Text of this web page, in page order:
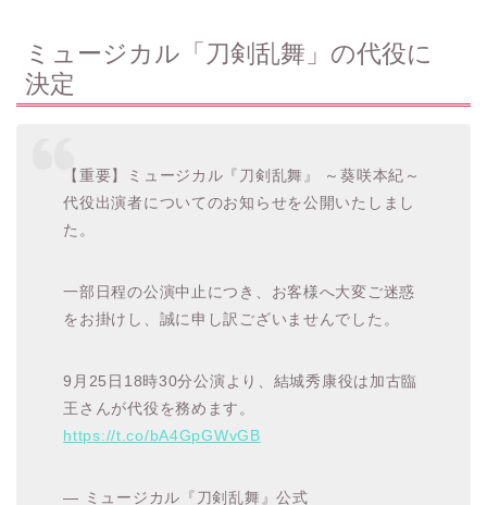
ミュージカル「 刀剣乱舞」の代役に
決定
【重要】ミュージカル『刀剣乱舞』 ～葵咲本紀～
代役出演者についてのお知らせを公開いたしまし
た。
一部日程の公演中止につき、お客様へ大変ご迷惑
をお掛けし、誠に申し訳ございませんでした。
9月25日18時30分公演より、結城秀康役は加古臨
王さんが代役を務めます。
https://t.co/bA4GpGWvGB
— ミュージカル『刀剣乱舞』公式